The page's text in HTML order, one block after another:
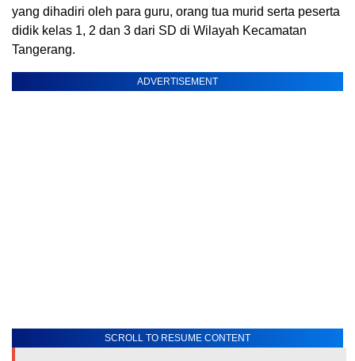
yang dihadiri oleh para guru, orang tua murid serta peserta
didik kelas 1, 2 dan 3 dari SD di Wilayah Kecamatan
Tangerang.
ADVERTISEMENT
SCROLL TO RESUME CONTENT